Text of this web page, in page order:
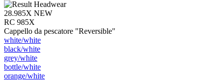
28.985X NEW
RC 985X
Cappello da pescatore "Reversible"
white/​white
black/​white
grey/​white
bottle/​white
orange/​white